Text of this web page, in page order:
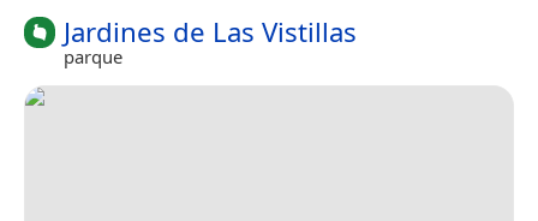
Jardines de Las Vistillas
parque